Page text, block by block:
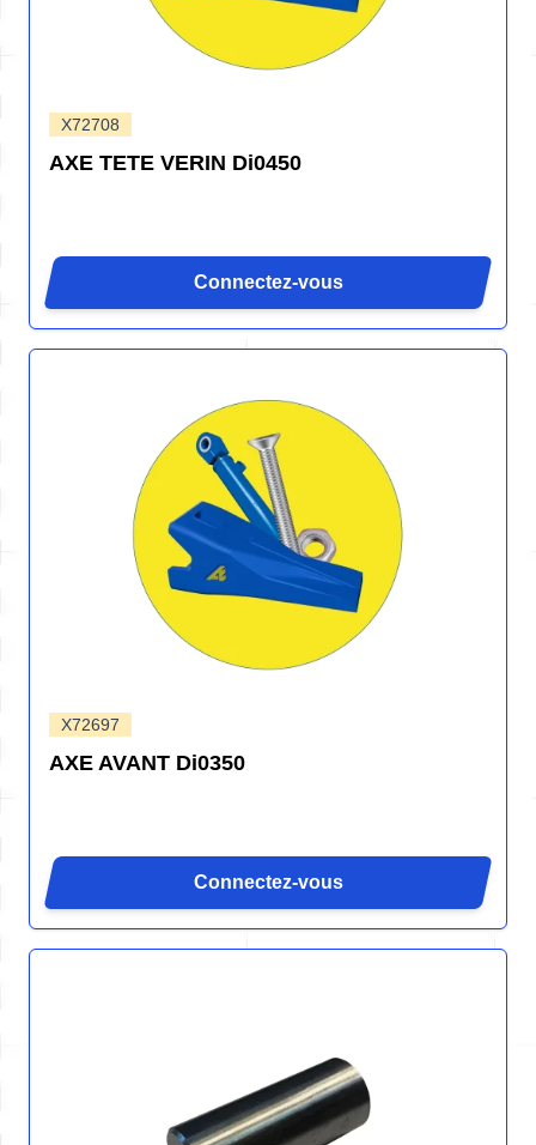
X72708
AXE TETE VERIN Di0450
Connectez-vous
X72697
AXE AVANT Di0350
Connectez-vous